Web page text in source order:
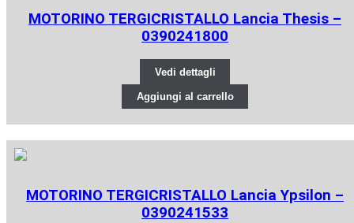
MOTORINO TERGICRISTALLO Lancia Thesis –
0390241800
Vedi dettagli
Aggiungi al carrello
MOTORINO TERGICRISTALLO Lancia Ypsilon –
0390241533